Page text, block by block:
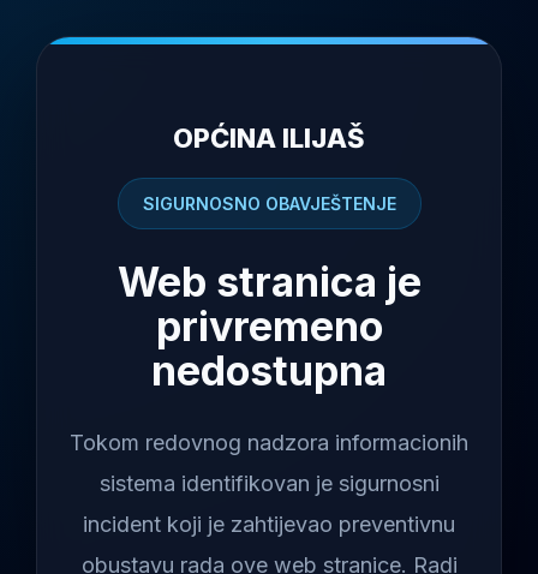
OPĆINA ILIJAŠ
SIGURNOSNO OBAVJEŠTENJE
Web stranica je
privremeno
nedostupna
Tokom redovnog nadzora informacionih
sistema identifikovan je sigurnosni
incident koji je zahtijevao preventivnu
obustavu rada ove web stranice. Radi